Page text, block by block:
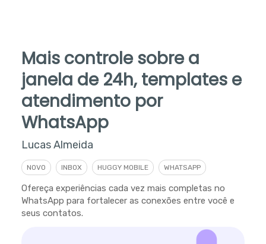
Mais controle sobre a
janela de 24h, templates e
atendimento por
WhatsApp
Lucas Almeida
NOVO INBOX HUGGY MOBILE WHATSAPP
Ofereça experiências cada vez mais completas no
WhatsApp para fortalecer as conexões entre você e
seus contatos.